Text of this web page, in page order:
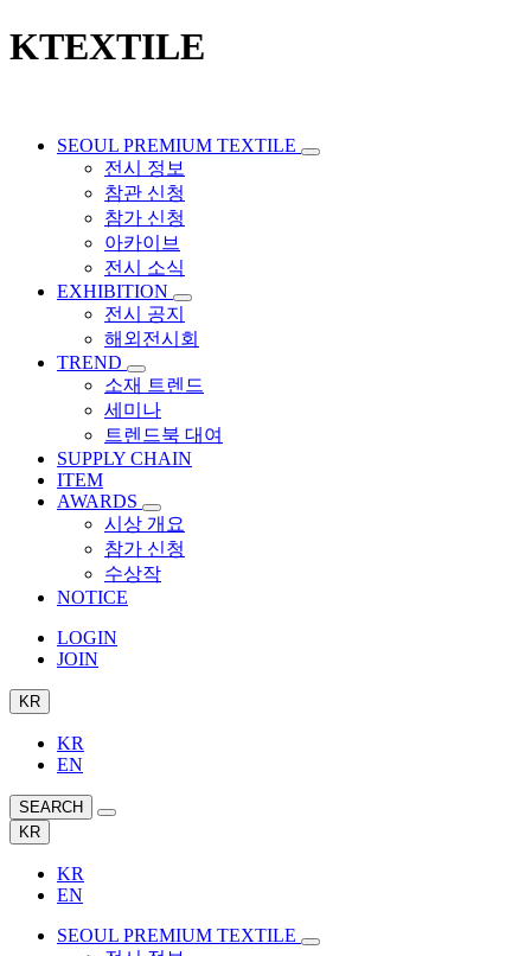
KTEXTILE
SEOUL PREMIUM TEXTILE
전시 정보
참관 신청
참가 신청
아카이브
전시 소식
EXHIBITION
전시 공지
해외전시회
TREND
소재 트렌드
세미나
트렌드북 대여
SUPPLY CHAIN
ITEM
AWARDS
시상 개요
참가 신청
수상작
NOTICE
LOGIN
JOIN
KR
KR
EN
SEARCH
KR
KR
EN
SEOUL PREMIUM TEXTILE